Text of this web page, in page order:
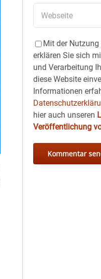
Mit der
erklären Sie sich
und Verarbeitung
diese Website
Informationen
hier auch unseren
Veröffentlichung